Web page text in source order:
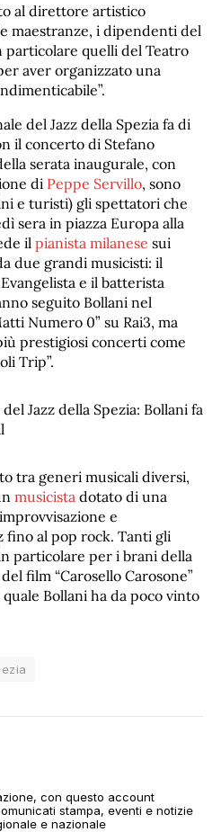
al direttore artistico
maestranze, i dipendenti del
particolare quelli del Teatro
aver organizzato una
del Jazz della Spezia fa di
il concerto di Stefano
serata inaugurale, con
di Peppe Servillo, sono
e turisti) gli spettatori che
sera in piazza Europa alla
il pianista milanese sui
due grandi musicisti: il
e il batterista
seguito Bollani nel
Numero 0” su Rai3, ma
prestigiosi concerti come
Trip”.
tra generi musicali diversi,
musicista dotato di una
e
fino al pop rock. Tanti gli
particolare per i brani della
film “Carosello Carosone”
Bollani ha da poco vinto
con questo account
stampa, eventi e notizie
e nazionale